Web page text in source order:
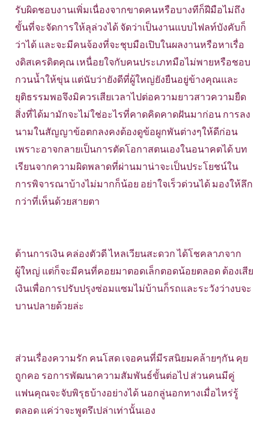
รับผิดชอบงานเพิ่มเนื่องจากขาดคนหรือบางทีก็ฝีมือไม่ถึง
ขั้นที่จะจัดการให้ลุล่วงได้ จัดว่าเป็นงานแบบไฟลท์บังคับก็
ว่าได้ และจะมีคนจ้องที่จะชุบมือเปิบในผลงานหรือหาเรื่อ
งดิสเครดิตคุณ เหนื่อยใจกับคนประเภทมือไม่พายหรือชอบ
กวนน้ำให้ขุ่น แต่นับว่ายังดีที่ผู้ใหญ่ยังยืนอยู่ข้างคุณและ
ยุติธรรมพอจึงมิควรเสียเวลาไปต่อความยาวสาวความยืด
สิ่งที่ได้มามักจะไม่ใช่อะไรที่คาดคิดคาดฝันมาก่อน การลง
นามในสัญญาข้อตกลงคงต้องดูข้อผูกพันต่างๆให้ดีก่อน
เพราะอาจกลายเป็นการตัดโอกาสตนเองในอนาคตได้ บท
เรียนจากความผิดพลาดที่ผ่านมาน่าจะเป็นประโยชน์ใน
การพิจารณาบ้างไม่มากก็น้อย อย่าใจเร็วด่วนได้ มองให้ลึก
กว่าที่เห็นด้วยสายตา
ด้านการเงิน คล่องตัวดี ไหลเวียนสะดวก ได้โชคลาภจาก
ผู้ใหญ่ แต่ก็จะมีคนที่คอยมาตอดเล็กตอดน้อยตลอด ต้องเสีย
เงินเพื่อการปรับปรุงซ่อมแซมไม่บ้านก็รถและระวังว่างบจะ
บานปลายด้วยล่ะ
ส่วนเรื่องความรัก คนโสด เจอคนที่มีรสนิยมคล้ายๆกัน คุย
ถูกคอ รอการพัฒนาความสัมพันธ์ขั้นต่อไป ส่วนคนมีคู่
แฟนคุณจะจับพิรุธบ้างอย่างได้ นอกลู่นอกทางเมื่อไหร่รู้
ตลอด แค่ว่าจะพูดรึเปล่าเท่านั้นเอง